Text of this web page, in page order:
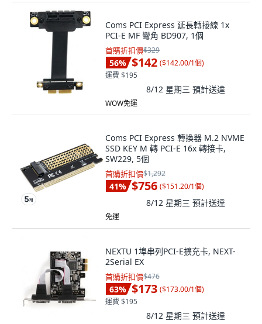
Coms PCI Express 延長轉接線 1x
PCI-E MF 彎角 BD907, 1個
首購折扣價$329
56% $142 ($142.00/1個)
運費 $195
8/12 星期三 預計送達
WOW免運
Coms PCI Express 轉換器 M.2 NVME
SSD KEY M 轉 PCI-E 16x 轉接卡,
SW229, 5個
首購折扣價$1,292
41% $756 ($151.20/1個)
8/12 星期三 預計送達
免運
NEXTU 1埠串列PCI-E擴充卡, NEXT-
2Serial EX
首購折扣價$476
63% $173 ($173.00/1個)
運費 $195
8/12 星期三 預計送達